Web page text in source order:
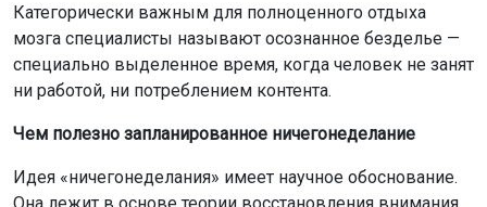
Категорически важным для полноценного отдыха
мозга специалисты называют осознанное безделье —
специально выделенное время, когда человек не занят
ни работой, ни потреблением контента.
Чем полезно запланированное ничегонеделание
Идея «ничегонеделания» имеет научное обоснование.
Она лежит в основе теории восстановления внимания